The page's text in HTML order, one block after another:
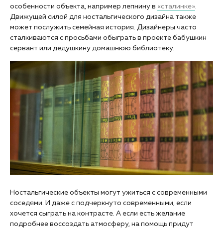
особенности объекта, например лепнину в «сталинке».
Движущей силой для ностальгического дизайна также
может послужить семейная история. Дизайнеры часто
сталкиваются с просьбами обыграть в проекте бабушкин
сервант или дедушкину домашнюю библиотеку.
Ностальгические объекты могут ужиться с современными
соседями. И даже с подчеркнуто современными, если
хочется сыграть на контрасте. А если есть желание
подробнее воссоздать атмосферу, на помощь придут